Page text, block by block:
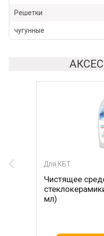
Решетки
чугунные
Для КБТ
Чистящее
мл)
Для КБТ
Скребок для
В